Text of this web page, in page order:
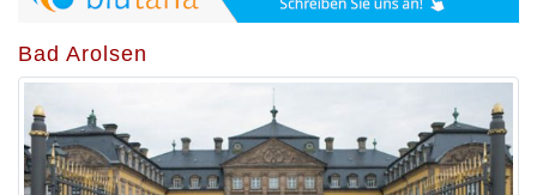
Bad Arolsen